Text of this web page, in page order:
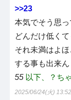
>>23
本気でそう思
どんだけ低く
それ未満はよ
する事も出来ん
55 以下、？ち
2025/06/24(火)